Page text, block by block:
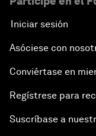
Iniciar sesión
Asóciese con
Conviértase en
Regístrese para
Suscríbase a